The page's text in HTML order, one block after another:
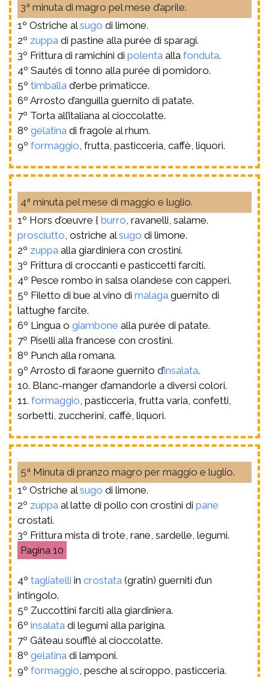
3ª minuta di magro pel mese d’aprile.
1º Ostriche alsugo di limone.
2º zuppa di pastine alla purée di sparagi.
3º Frittura di ramichini di polenta alla fonduta.
4º Sautés di tonno alla purée di pomidoro.
5º timballa d’erbe primaticce.
6º Arrosto d’anguilla guernito di patate.
7º Torta all’italiana al cioccolatte.
8º gelatina di fragole al rhum.
9º formaggio , frutta, pasticceria, caffè, liquori.
4ª minuta pel mese di maggio e luglio.
1º Hors d’œuvre { burro , ravanelli, salame.
prosciutto , ostriche alsugo di limone.
2º zuppa alla giardiniera con crostini.
3º Frittura di croccanti e pasticcetti farciti.
4º Pesce rombo in salsa olandese con capperi.
5º Filetto di bue al vino di malaga guernito di
lattughe farcite.
6º Lingua o giambone alla purée di patate.
7º Piselli alla francese con crostini.
8º Punch alla romana.
9º Arrosto di faraone guernito d’insalata.
10. Blanc-manger d’amandorle a diversi colori.
11. formaggio , pasticceria, frutta varia, confetti,
sorbetti, zuccherini, caffè, liquori.
5ª Minuta di pranzo magro per maggio e luglio.
1º Ostriche alsugo di limone.
2º zuppa al latte di pollo con crostini di pane
crostati.
3º Frittura mista di trote, rane, sardelle, legumi.
10
4º tagliatelli in crostata (gratin) guerniti d’un
intingolo.
5º Zuccottini farciti alla giardiniera.
6º insalata di legumi alla parigina.
7º Gâteau soufflé al cioccolatte.
8º gelatina di lamponi.
9º formaggio , pesche al sciroppo, pasticceria.